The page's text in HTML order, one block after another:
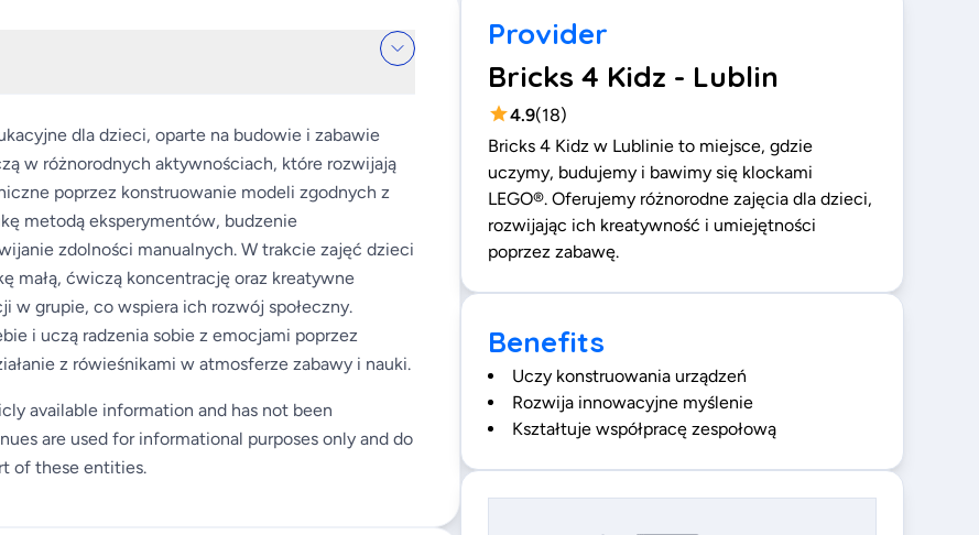
dla dzieci, oparte na budowie i zabawie
w różnorodnych aktywnościach, które rozwijają
poprzez konstruowanie modeli zgodnych z
metodą eksperymentów, budzenie
zdolności manualnych. W trakcie zajęć dzieci
małą, ćwiczą koncentrację oraz kreatywne
w grupie, co wspiera ich rozwój społeczny.
i uczą radzenia sobie z emocjami poprzez
z rówieśnikami w atmosferze zabawy i nauki.
available information and has not been
are used for informational purposes only and do
of these entities.
Provider
Bricks 4 Kidz - Lublin
4.9(18)
Bricks 4 Kidz w Lublinie to miejsce, gdzie
uczymy, budujemy i bawimy się klockami
LEGO®. Oferujemy różnorodne zajęcia dla dzieci,
rozwijając ich kreatywność i umiejętności
poprzez zabawę.
Benefits
Uczy konstruowania urządzeń
Rozwija innowacyjne myślenie
Kształtuje współpracę zespołową